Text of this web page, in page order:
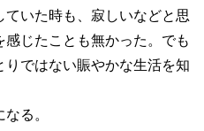
いた時も、寂しいなどと思
じたことも無かった。でも
ではない賑やかな生活を知
る。